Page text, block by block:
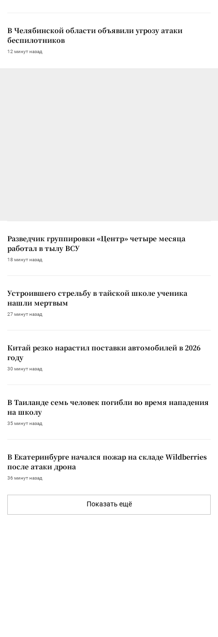
В Челябинской области объявили угрозу атаки
беспилотников
12 минут назад
Разведчик группировки «Центр» четыре месяца
работал в тылу ВСУ
18 минут назад
Устроившего стрельбу в тайской школе ученика
нашли мертвым
27 минут назад
Китай резко нарастил поставки автомобилей в 2026
году
30 минут назад
В Таиланде семь человек погибли во время нападения
на школу
35 минут назад
В Екатеринбурге начался пожар на складе Wildberries
после атаки дрона
36 минут назад
Показать ещё